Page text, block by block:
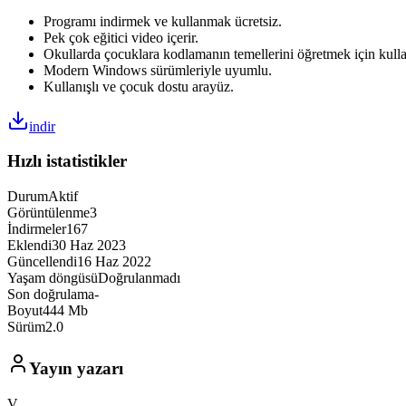
Programı indirmek ve kullanmak ücretsiz.
Pek çok eğitici video içerir.
Okullarda çocuklara kodlamanın temellerini öğretmek için
Modern Windows sürümleriyle uyumlu.
Kullanışlı ve çocuk dostu arayüz.
indir
Hızlı istatistikler
DurumAktif
Görüntülenme3
İndirmeler167
Eklendi30 Haz 2023
Güncellendi16 Haz 2022
Yaşam döngüsüDoğrulanmadı
Son doğrulama-
Boyut444 Mb
Sürüm2.0
Yayın yazarı